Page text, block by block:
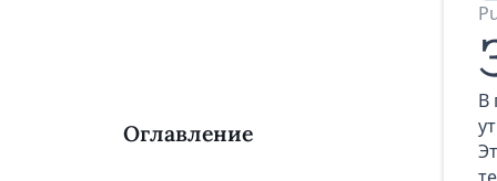
Оглавление
В